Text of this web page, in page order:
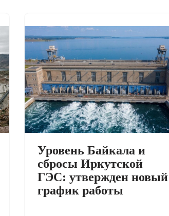
Уровень Байкала и
сбросы Иркутской
ГЭС: утвержден новый
график работы